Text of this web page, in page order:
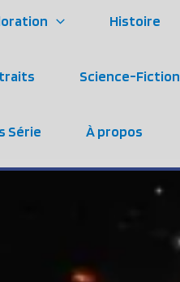
Histoire
Science-Fiction
Série À propos